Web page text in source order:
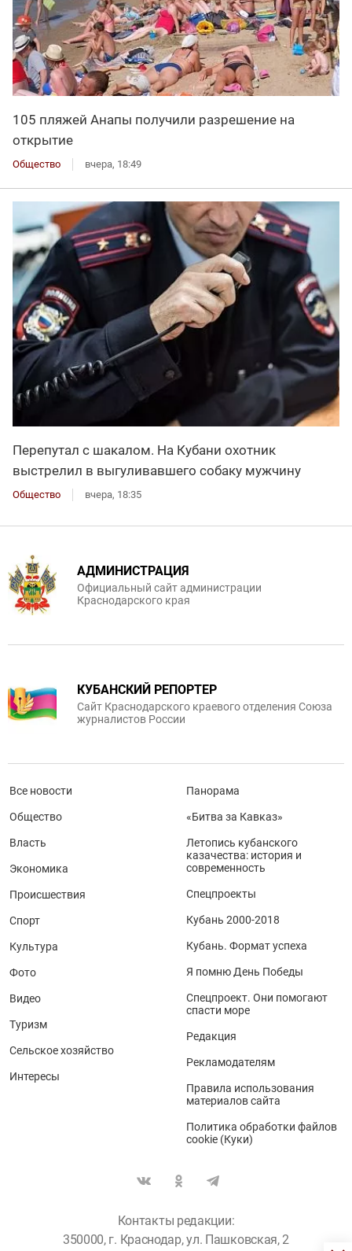
105 пляжей Анапы получили разрешение на
открытие
Общество вчера, 18:49
Перепутал с шакалом. На Кубани охотник
выстрелил в выгуливавшего собаку мужчину
Общество вчера, 18:35
АДМИНИСТРАЦИЯ
Официальный сайт администрации
Краснодарского края
КУБАНСКИЙ РЕПОРТЕР
Сайт Краснодарского краевого отделения Союза
журналистов России
Все новости
Общество
Власть
Экономика
Происшествия
Спорт
Культура
Фото
Видео
Туризм
Сельское хозяйство
Интересы
Панорама
«Битва за Кавказ»
Летопись кубанского
казачества: история и
современность
Спецпроекты
Кубань 2000-2018
Кубань. Формат успеха
Я помню День Победы
Спецпроект. Они помогают
спасти море
Редакция
Рекламодателям
Правила использования
материалов сайта
Политика обработки файлов
cookie (Куки)
Контакты редакции:
350000, г. Краснодар, ул. Пашковская, 2